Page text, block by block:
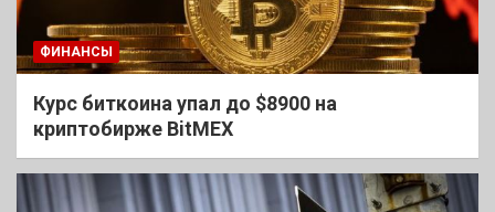
ФИНАНСЫ
Курс биткоина упал до $8900 на
криптобирже BitMEX